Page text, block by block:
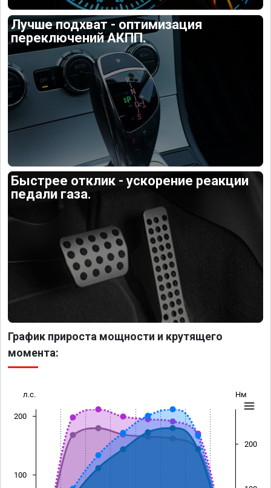
Лучше подхват - оптимизация
переключений АКПП.
Быстрее отклик - ускорение реакции
педали газа.
График прироста мощности и крутящего
момента:
л.с. Нм
100
200
200